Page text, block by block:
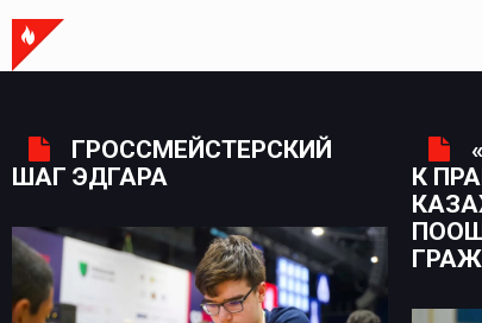
ГРОССМЕЙСТЕРСКИЙ
ШАГ ЭДГАРА
К